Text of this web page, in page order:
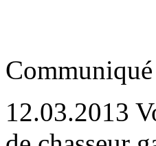
Communiqué
12.03.2013